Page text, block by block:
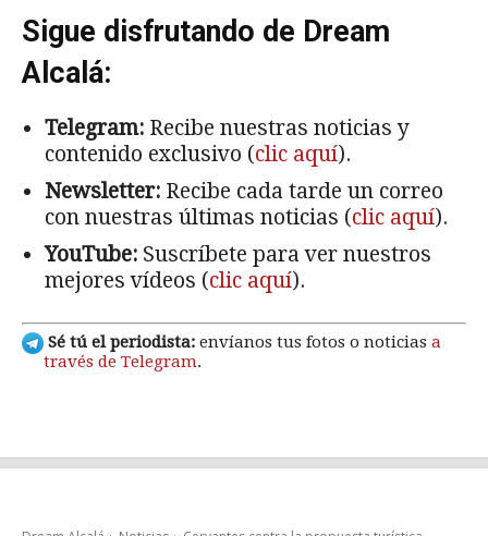
Sigue disfrutando de Dream
Alcalá:
Telegram: Recibe nuestras noticias y
contenido exclusivo (clic aquí).
Newsletter: Recibe cada tarde un correo
con nuestras últimas noticias (clic aquí).
YouTube: Suscríbete para ver nuestros
mejores vídeos (clic aquí).
Sé tú el periodista: envíanos tus fotos o noticias a
través de Telegram.